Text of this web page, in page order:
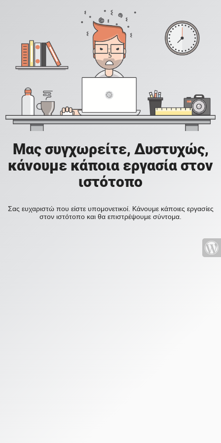
Μας συγχωρείτε, Δυστυχώς,
κάνουμε κάποια εργασία στον
ιστότοπο
Σας ευχαριστώ που είστε υπομονετικοί. Κάνουμε κάποιες εργασίες
στον ιστότοπο και θα επιστρέψουμε σύντομα.